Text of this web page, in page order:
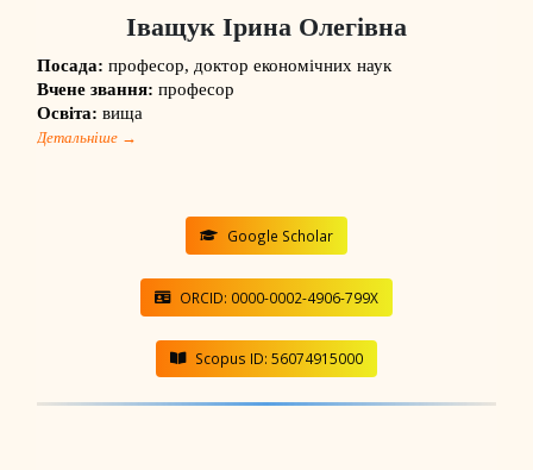
Іващук Ірина Олегівна
Посада: професор, доктор економічних наук
Вчене звання: професор
Освіта: вища
Детальніше →
Google Scholar
ORCID: 0000-0002-4906-799X
Scopus ID: 56074915000